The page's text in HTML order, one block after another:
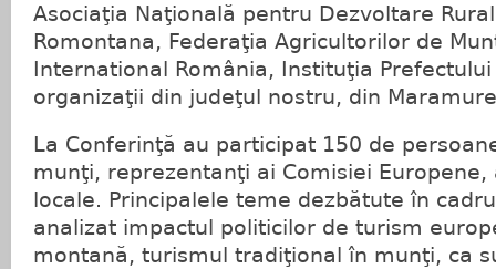
Asociaţia Naţională pentru Dezvoltare
Romontana, Federaţia Agricultorilor de
International România, Instituţia
organizaţii din judeţul nostru, din
La Conferinţă au participat 150 de
munţi, reprezentanţi ai Comisiei
locale. Principalele teme dezbătute în
analizat impactul politicilor de turism
montană, turismul tradiţional în munţi, ca